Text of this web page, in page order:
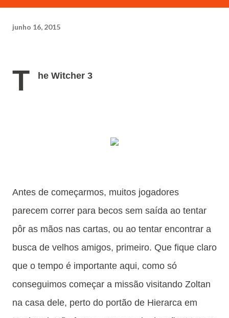
junho 16, 2015
T he Witcher 3
Antes de começarmos, muitos jogadores
parecem correr para becos sem saída ao tentar
pôr as mãos nas cartas, ou ao tentar encontrar a
busca de velhos amigos, primeiro. Que fique claro
que o tempo é importante aqui, como só
conseguimos começar a missão visitando Zoltan
na casa dele, perto do portão de Hierarca em